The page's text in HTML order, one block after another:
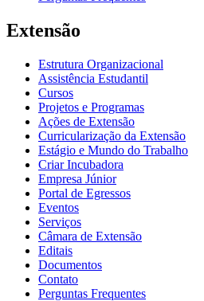
Extensão
Estrutura Organizacional
Assistência Estudantil
Cursos
Projetos e Programas
Ações de Extensão
Curricularização da Extensão
Estágio e Mundo do Trabalho
Criar Incubadora
Empresa Júnior
Portal de Egressos
Eventos
Serviços
Câmara de Extensão
Editais
Documentos
Contato
Perguntas Frequentes